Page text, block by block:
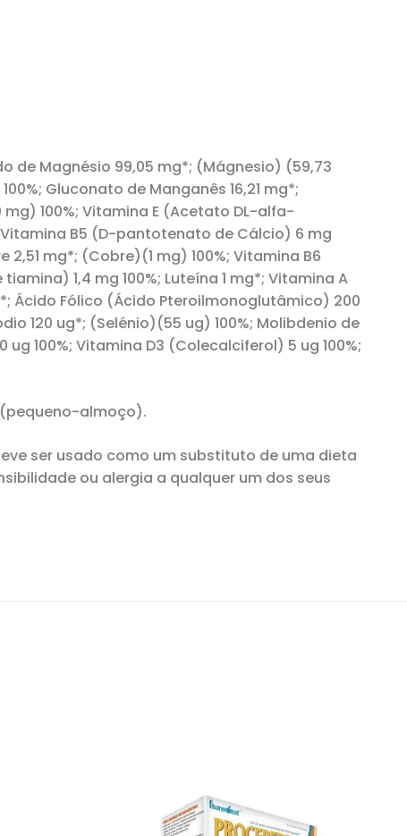
de Magnésio 99,05 mg*; (Mágnesio) (59,73
Gluconato de Manganês 16,21 mg*;
mg) 100%; Vitamina E (Acetato DL-alfa-
Vitamina B5 (D-pantotenato de Cálcio) 6 mg
mg*; (Cobre)(1 mg) 100%; Vitamina B6
1,4 mg 100%; Luteína 1 mg*; Vitamina A
Ácido Fólico (Ácido Pteroilmonoglutâmico) 200
120 ug*; (Selénio)(55 ug) 100%; Molibdenio de
100%; Vitamina D3 (Colecalciferol) 5 ug 100%;
almoço).
ser usado como um substituto de uma dieta
ou alergia a qualquer um dos seus